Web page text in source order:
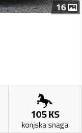
16
105KS
konjska snaga